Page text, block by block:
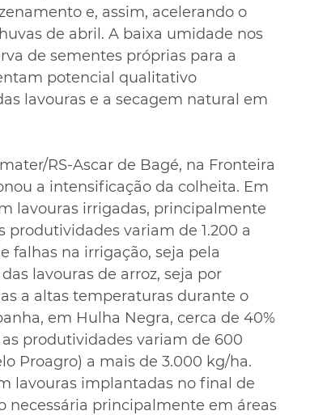
e, assim, acelerando o
de abril. A baixa umidade nos
de sementes próprias para a
potencial qualitativo
lavouras e a secagem natural em
RS-Ascar de Bagé, na Fronteira
a intensificação da colheita. Em
lavouras irrigadas, principalmente
produtividades variam de 1.200 a
falhas na irrigação, seja pela
lavouras de arroz, seja por
a altas temperaturas durante o
em Hulha Negra, cerca de 40%
produtividades variam de 600
Proagro) a mais de 3.000 kg/ha.
lavouras implantadas no final de
necessária principalmente em áreas